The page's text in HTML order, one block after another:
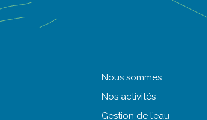
Nous sommes
Nos activités
Gestion de l’eau